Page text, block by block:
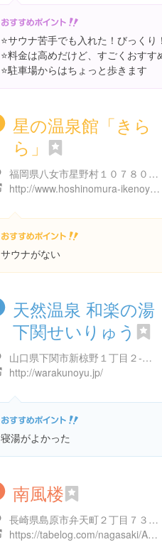
⭐️サウナ苦手でも入れた！びっくり！
⭐️料金は高めだけど、すごくおすす
⭐️駐車場からはちょっと歩きます
星の温泉館「きら
ら」
福岡県八女市星野村１０７８０-５８
http://www.hoshinomura-ikenoyama.com/page1
サウナがない
天然温泉 和楽の湯
下関せいりゅう
山口県下関市新椋野１丁目２-１５
http://warakunoyu.jp/
寝湯がよかった
南風楼
長崎県島原市弁天町２丁目７３３１-１
https://tabelog.com/nagasaki/A4203/A420302/42001326/